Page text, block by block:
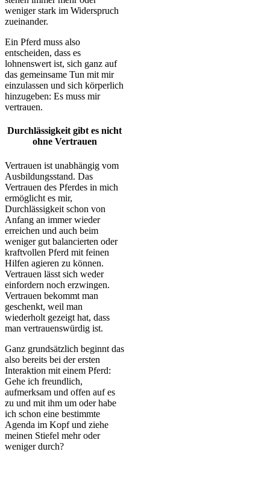
weniger stark im Widerspruch
zueinander.
Ein Pferd muss also
entscheiden, dass es
lohnenswert ist, sich ganz auf
das gemeinsame Tun mit mir
einzulassen und sich körperlich
hinzugeben: Es muss mir
vertrauen.
Durchlässigkeit gibt es nicht
ohne Vertrauen
Vertrauen ist unabhängig vom
Ausbildungsstand. Das
Vertrauen des Pferdes in mich
ermöglicht es mir,
Durchlässigkeit schon von
Anfang an immer wieder
erreichen und auch beim
weniger gut balancierten oder
kraftvollen Pferd mit feinen
Hilfen agieren zu können.
Vertrauen lässt sich weder
einfordern noch erzwingen.
Vertrauen bekommt man
geschenkt, weil man
wiederholt gezeigt hat, dass
man vertrauenswürdig ist.
Ganz grundsätzlich beginnt das
also bereits bei der ersten
Interaktion mit einem Pferd:
Gehe ich freundlich,
aufmerksam und offen auf es
zu und mit ihm um oder habe
ich schon eine bestimmte
Agenda im Kopf und ziehe
meinen Stiefel mehr oder
weniger durch?